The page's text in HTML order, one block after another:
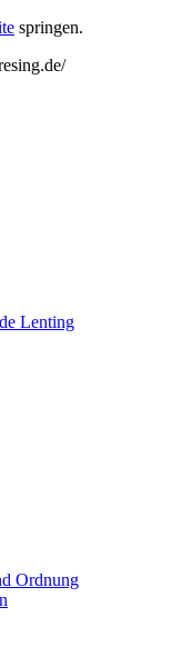
springen.
Ordnung